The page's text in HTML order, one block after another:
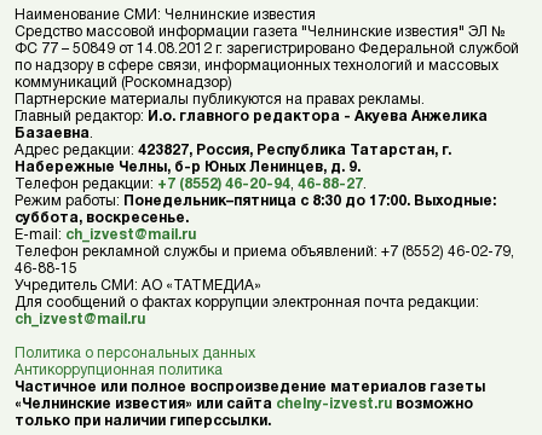
Наименование СМИ: Челнинские известия
Средство массовой информации газета "Челнинские известия" ЭЛ №
ФС 77 – 50849 от 14.08.2012 г. зарегистрировано Федеральной службой
по надзору в сфере связи, информационных технологий и массовых
коммуникаций (Роскомнадзор)
Партнерские материалы публикуются на правах рекламы.
Главный редактор: И.о. главного редактора - Акуева Анжелика
Базаевна
Адрес редакции: 423827, Россия, Республика Татарстан, г.
Набережные Челны, б-р Юных Ленинцев, д. 9.
Телефон редакции: +7 (8552) 46-20-94 46-88-27
Режим работы: Понедельник–пятница с 8:30 до 17:00. Выходные:
суббота, воскресенье.
E-mail: ch_izvest@mail.ru
Телефон рекламной службы и приема объявлений: +7 (8552) 46-02-79,
46-88-15
Учредитель СМИ: АО «ТАТМЕДИА»
Для сообщений о фактах коррупции электронная почта редакции:
ch_izvest@mail.ru
Политика о персональных данных
Антикоррупционная политика
Частичное или полное воспроизведение материалов газеты
«Челнинские известия» или сайта chelny-izvest.ru возможно
только при наличии гиперссылки.